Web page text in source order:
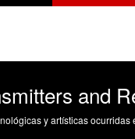
and
ocurridas en los tres